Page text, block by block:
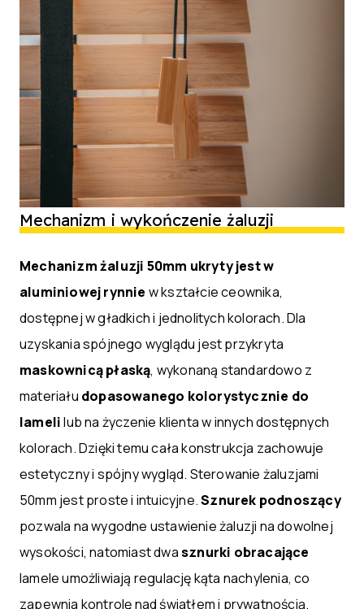
Mechanizm i wykończenie żaluzji
Mechanizm żaluzji 50mm ukryty jest w
aluminiowej rynnie w kształcie ceownika,
dostępnej w gładkich i jednolitych kolorach. Dla
uzyskania spójnego wyglądu jest przykryta
maskownicą płaską, wykonaną standardowo z
materiału dopasowanego kolorystycznie do
lamelilub na życzenie klienta w innych dostępnych
kolorach. Dzięki temu cała konstrukcja zachowuje
estetyczny i spójny wygląd. Sterowanie żaluzjami
50mm jest proste i intuicyjne.Sznurek podnoszący
pozwala na wygodne ustawienie żaluzji na dowolnej
wysokości, natomiast dwasznurki obracające
lamele umożliwiają regulację kąta nachylenia, co
zapewnia kontrolę nad światłem i prywatnością.